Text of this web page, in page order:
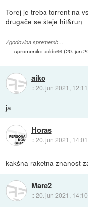
Torej je treba torrent na
drugače se šteje hit&run
Zgodovina sprememb…
spremenilo:polde66(20. jun
aiko
::20. jun 2021, 12:11
ja
Horas
::20. jun 2021, 14:01
kakšna raketna znanost
Mare2
::20. jun 2021, 14:10